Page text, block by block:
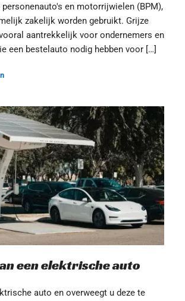
en motorrijwielen (BPM),
zakelijk worden gebruikt. Grijze
aantrekkelijk voor ondernemers en
een bestelauto nodig hebben voor […]
een elektrische auto
auto en overweegt u deze te